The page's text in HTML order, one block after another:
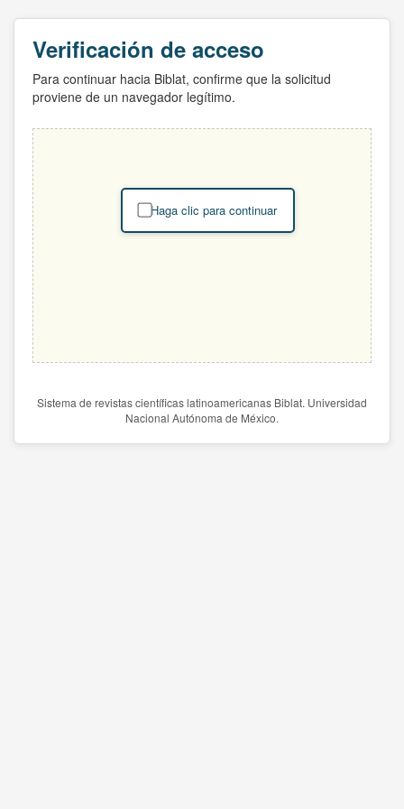
Verificación de acceso
Para continuar hacia Biblat, confirme que la solicitud
proviene de un navegador legítimo.
Haga clic para continuar
Sistema de revistas científicas latinoamericanas Biblat. Universidad
Nacional Autónoma de México.